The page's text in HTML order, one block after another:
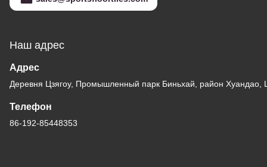
Наш адрес
Адрес
Деревня Цзягоу, Промышленный парк Биньхай, район Хуандао,
Телефон
86-192-85448353